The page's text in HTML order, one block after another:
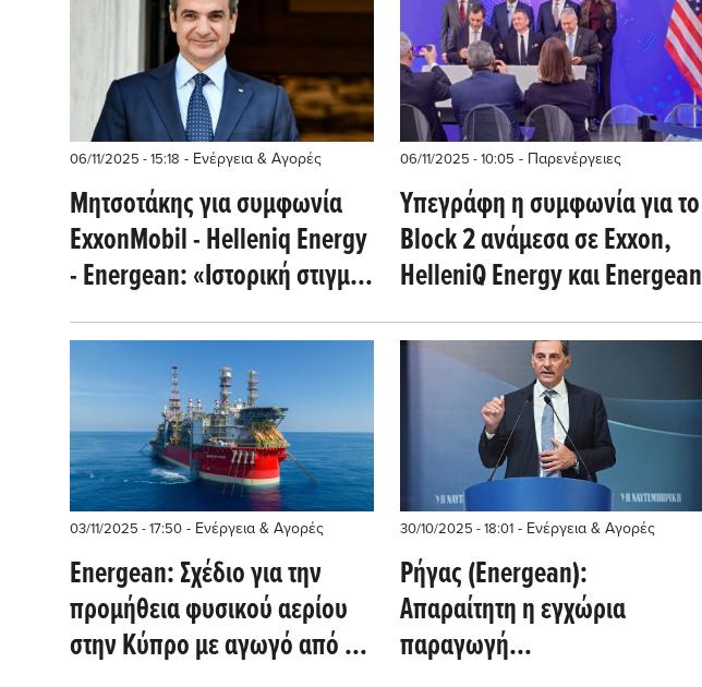
06/11/2025 - 15:18 - Ενέργεια & Αγορές
Μητσοτάκης για συμφωνία
ExxonMobil - Helleniq Energy
- Energean: «Ιστορική στιγμή,
πράξη ευθύνης και
προοπτικής» (Βίντεο)
06/11/2025 - 10:05 - Παρενέργειες
Υπεγράφη η συμφωνία για το
Block 2 ανάμεσα σε Exxon,
HelleniQ Energy και Energean
03/11/2025 - 17:50 - Ενέργεια & Αγορές
Energean: Σχέδιο για την
προμήθεια φυσικού αερίου
στην Κύπρο με αγωγό από το
30/10/2025 - 18:01 - Ενέργεια & Αγορές
Ρήγας (Energean):
Απαραίτητη η εγχώρια
παραγωγή